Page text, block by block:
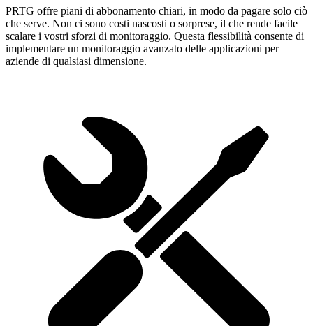
PRTG offre piani di abbonamento chiari, in modo da pagare solo ciò
che serve. Non ci sono costi nascosti o sorprese, il che rende facile
scalare i vostri sforzi di monitoraggio. Questa flessibilità consente di
implementare un monitoraggio avanzato delle applicazioni per
aziende di qualsiasi dimensione.